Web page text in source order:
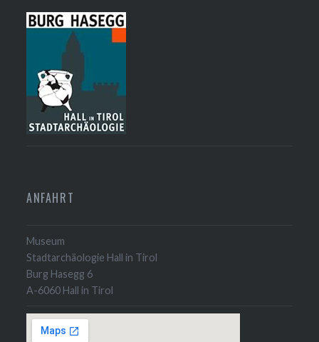
ANFAHRT
Museum
Stadtarchäologie Hall in Tirol
Burg Hasegg 6
A-6060 Hall in Tirol